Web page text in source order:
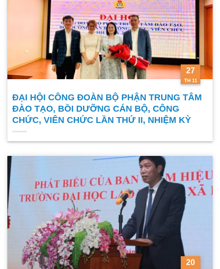
27
TH 11
ĐẠI HỘI CÔNG ĐOÀN BỘ PHẬN TRUNG TÂM
ĐÀO TẠO, BỒI DƯỠNG CÁN BỘ, CÔNG
CHỨC, VIÊN CHỨC LẦN THỨ II, NHIỆM KỲ
2025–2030
20